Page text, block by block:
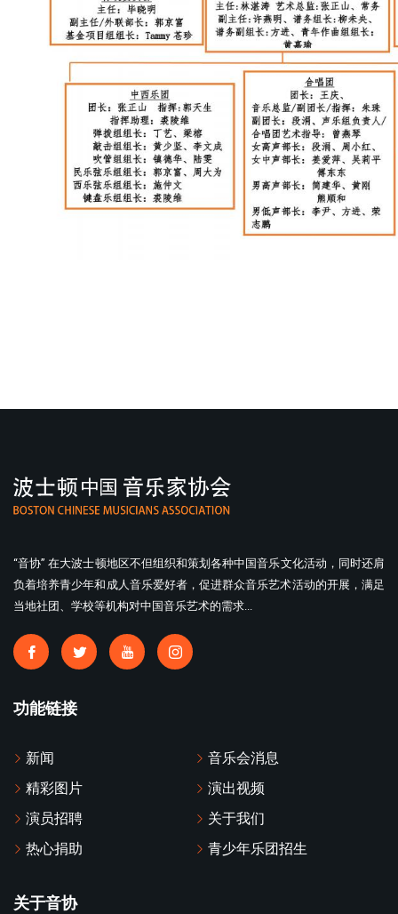
“音协” 在大波士顿地区不但组织和策划各种中国音乐文化活动，同时还肩
负着培养青少年和成人音乐爱好者，促进群众音乐艺术活动的开展，满足
当地社团、学校等机构对中国音乐艺术的需求...
功能链接
新闻
音乐会消息
精彩图片
演出视频
演员招聘
关于我们
热心捐助
青少年乐团招生
关于音协